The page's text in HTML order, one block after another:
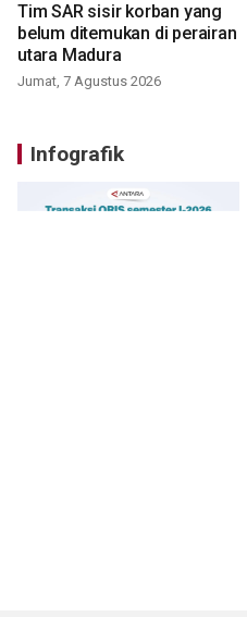
Tim SAR sisir korban yang
belum ditemukan di perairan
utara Madura
Jumat, 7 Agustus 2026
Infografik